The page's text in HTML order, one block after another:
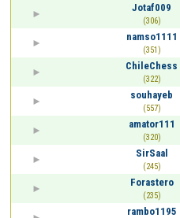
Jotaf009
(306)
namso1111
(351)
ChileChess
(322)
souhayeb
(557)
amator111
(320)
SirSaal
(245)
Forastero
(235)
rambo1195